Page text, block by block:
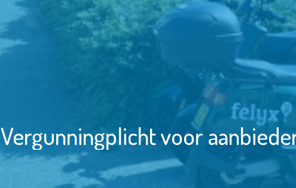
Vergunningplicht voor